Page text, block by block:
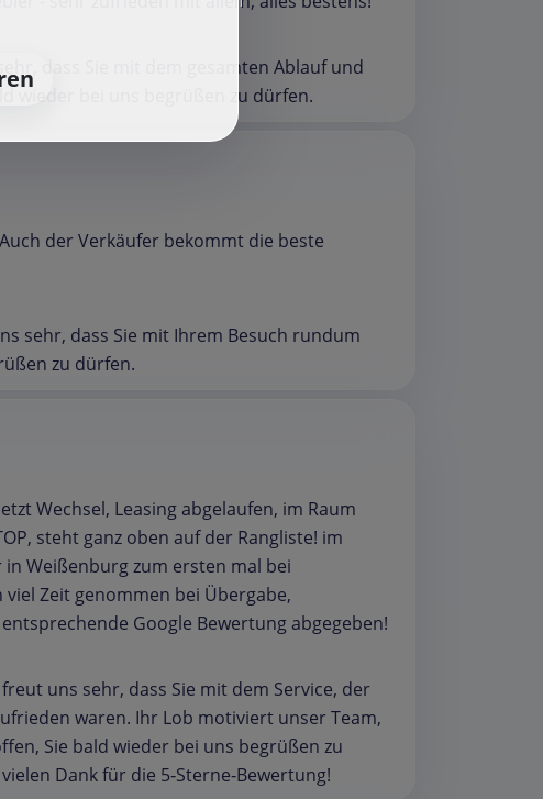
dass Sie mit dem gesamten Ablauf und
wieder bei uns begrüßen zu dürfen.
der Verkäufer bekommt die beste
sehr, dass Sie mit Ihrem Besuch rundum
zu dürfen.
Wechsel, Leasing abgelaufen, im Raum
steht ganz oben auf der Rangliste! im
Weißenburg zum ersten mal bei
Zeit genommen bei Übergabe,
Google Bewertung abgegeben!
uns sehr, dass Sie mit dem Service, der
waren. Ihr Lob motiviert unser Team,
Sie bald wieder bei uns begrüßen zu
Dank für die 5‑Sterne‑Bewertung!